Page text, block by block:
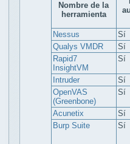
Nombre de la
herramienta
Nessus
Sí
Qualys VMDR
Sí
Rapid7
InsightVM
Sí
Intruder
Sí
OpenVAS
(Greenbone)
Sí
Acunetix
Sí
Burp Suite
Sí